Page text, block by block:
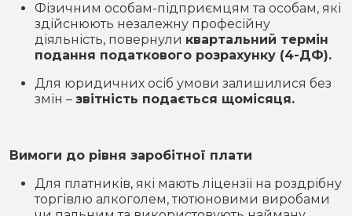
Підписатись на нас у Telegram
Фізичним особам-підприємцям та особам, які
здійснюють незалежну професійну
діяльність, повернули квартальний термін
подання податкового розрахунку (4-ДФ).
Для юридичних осіб умови залишилися без
змін – звітність подається щомісяця.
Вимоги до рівня заробітної плати
Для платників, які мають ліцензії на роздрібну
торгівлю алкоголем, тютюновими виробами